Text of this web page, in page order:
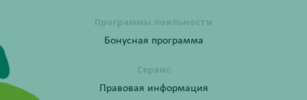
Программы лояльности
Бонусная программа
Сервис
Правовая информация